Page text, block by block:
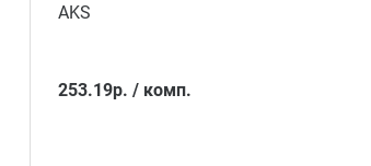
AKS
253.19р. / комп.